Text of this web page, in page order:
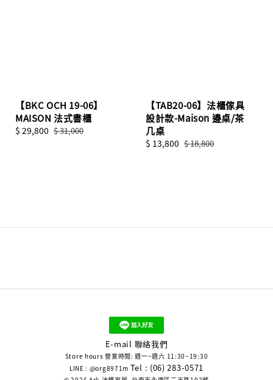
【BKC OCH 19-06】
MAISON 法式書櫃
Sale
$ 29,800 Regular
$ 31,000
【TAB20-06】法櫃傢具
設計款-Maison 邊桌/茶
几桌
Sale
$ 13,800 Regular
$ 18,800
E-mail 聯絡我們
Store hours 營業時間: 週一~週六 11:30~19:30
LINE : @org8971m Tel : (06) 283-0571